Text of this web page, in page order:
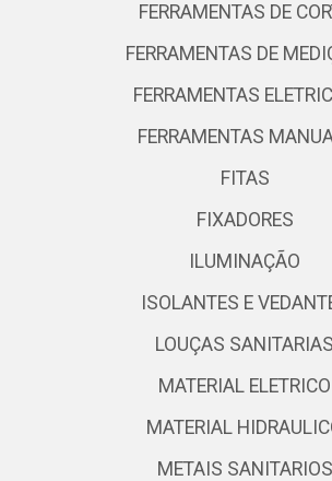
FERRAMENTAS DE
FERRAMENTAS DE
FERRAMENTAS
FERRAMENTAS
FITAS
FIXADORES
ILUMINAÇÃO
ISOLANTES E
LOUÇAS SANITARIAS
MATERIAL ELETRICO
MATERIAL
METAIS SANITARIOS